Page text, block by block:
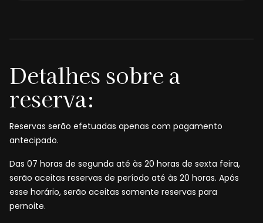
Detalhes sobre a
reserva:
Reservas serão efetuadas apenas com pagamento
antecipado.
Das 07 horas de segunda até às 20 horas de sexta feira,
serão aceitas reservas de período até às 20 horas. Após
esse horário, serão aceitas somente reservas para
pernoite.